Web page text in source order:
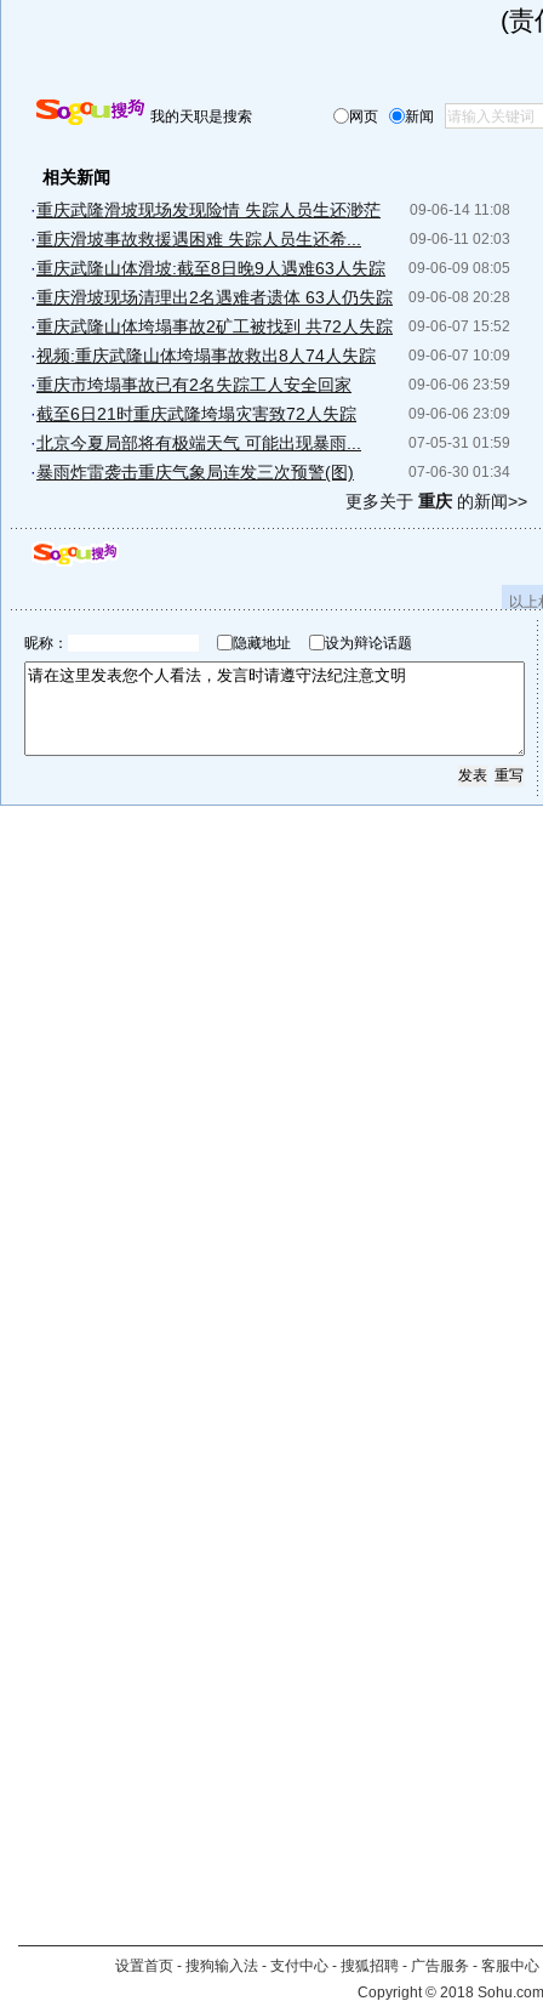
(责
我的天职是搜索 网页 新闻
相关新闻
09-06-14 11:08
·重庆武隆滑坡现场发现险情 失踪人员生还渺茫
09-06-11 02:03
·重庆滑坡事故救援遇困难 失踪人员生还希...
09-06-09 08:05
·重庆武隆山体滑坡:截至8日晚9人遇难63人失踪
09-06-08 20:28
·重庆滑坡现场清理出2名遇难者遗体 63人仍失踪
09-06-07 15:52
·重庆武隆山体垮塌事故2矿工被找到 共72人失踪
09-06-07 10:09
·视频:重庆武隆山体垮塌事故救出8人74人失踪
09-06-06 23:59
·重庆市垮塌事故已有2名失踪工人安全回家
09-06-06 23:09
·截至6日21时重庆武隆垮塌灾害致72人失踪
07-05-31 01:59
·北京今夏局部将有极端天气 可能出现暴雨...
07-06-30 01:34
·暴雨炸雷袭击重庆气象局连发三次预警(图)
更多关于 重庆 的新闻>>
以
昵称： 隐藏地址 设为辩论话题
设置首页 - 搜狗输入法 - 支付中心 - 搜狐招聘 - 广告服务 - 客服中心
Copyright©2018